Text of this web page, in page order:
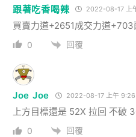
跟著吃香喝辣 2022-08-17 上
買賣力道+2651成交力道
0 回覆
Joe Joe 2022-08-17 上午 9:26
上方目標還是 52X 拉回 不破
0 回覆